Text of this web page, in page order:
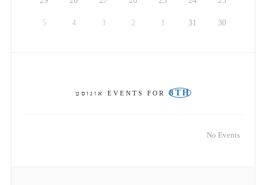
30
31
1
2
3
4
5
EVENTS FOR 8TH אוגוסט
No Events